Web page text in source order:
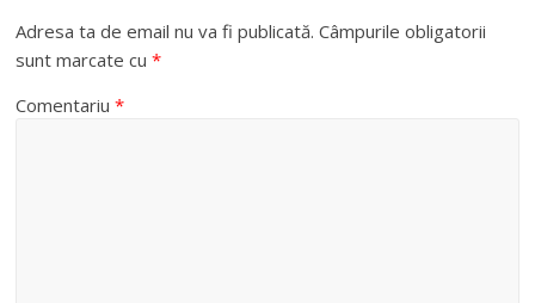
Adresa ta de email nu va fi publicată. Câmpurile obligatorii
sunt marcate cu*
Comentariu*